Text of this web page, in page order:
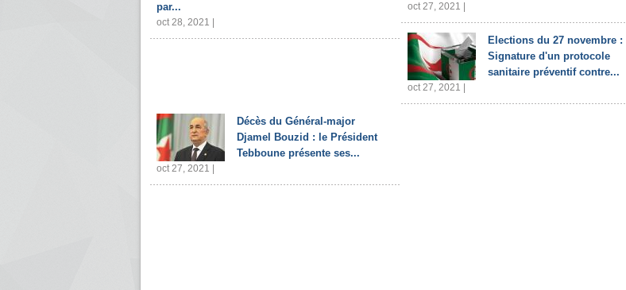
par...
oct 28, 2021 |
oct 27, 2021 |
Elections du 27 novembre :
Signature d'un protocole
sanitaire préventif contre...
oct 27, 2021 |
Décès du Général-major
Djamel Bouzid : le Président
Tebboune présente ses...
oct 27, 2021 |